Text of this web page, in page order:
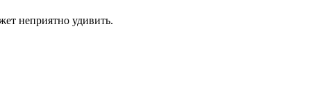
неприятно удивить.